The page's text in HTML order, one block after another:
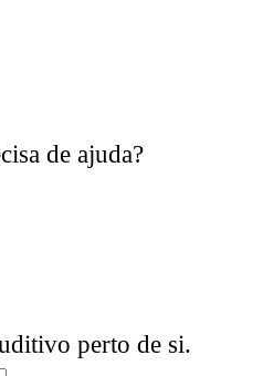
de ajuda?
perto de si.